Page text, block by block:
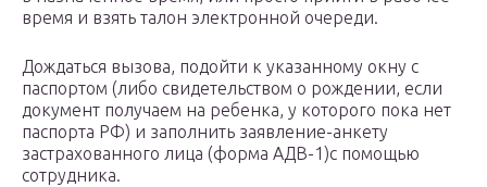
время и взять талон электронной очереди.
Дождаться вызова, подойти к указанному окну с
паспортом (либо свидетельством о рождении, если
документ получаем на ребенка, у которого пока нет
паспорта РФ) и заполнить заявление-анкету
застрахованного лица (форма АДВ-1)с помощью
сотрудника.